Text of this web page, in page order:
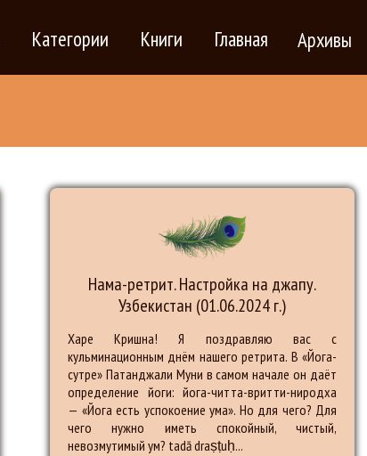
Категории Книги Главная
Нама-ретрит. Настройка на джапу.
Узбекистан (01.06.2024 г.)
Харе Кришна! Я поздравляю вас с
кульминационным днём нашего ретрита. В «Йога-
сутре» Патанджали Муни в самом начале он даёт
определение йоги: йога-читта-вритти-ниродха
— «Йога есть успокоение ума». Но для чего? Для
чего нужно иметь спокойный, чистый,
невозмутимый ум? tadā draṣṭuḥ...